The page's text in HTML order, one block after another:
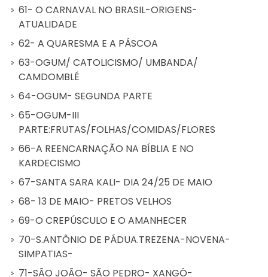
61- O CARNAVAL NO BRASIL-ORIGENS-
ATUALIDADE
62- A QUARESMA E A PÁSCOA
63-OGUM/ CATOLICISMO/ UMBANDA/
CAMDOMBLÉ
64-OGUM- SEGUNDA PARTE
65-OGUM-III
PARTE:FRUTAS/FOLHAS/COMIDAS/FLORES
66-A REENCARNAÇÃO NA BÍBLIA E NO
KARDECISMO
67-SANTA SARA KALI- DIA 24/25 DE MAIO
68- 13 DE MAIO- PRETOS VELHOS
69-O CREPÚSCULO E O AMANHECER
70-S.ANTÔNIO DE PÁDUA.TREZENA-NOVENA-
SIMPATIAS-
71-SÃO JOÃO- SÃO PEDRO- XANGÔ-